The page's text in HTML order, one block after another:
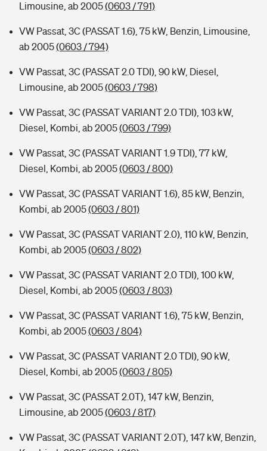
Limousine, ab 2005(0603 / 791)
VW Passat, 3C (PASSAT 1.6), 75 kW, Benzin, Limousine,
ab 2005(0603 / 794)
VW Passat, 3C (PASSAT 2.0 TDI), 90 kW, Diesel,
Limousine, ab 2005(0603 / 798)
VW Passat, 3C (PASSAT VARIANT 2.0 TDI), 103 kW,
Diesel, Kombi, ab 2005(0603 / 799)
VW Passat, 3C (PASSAT VARIANT 1.9 TDI), 77 kW,
Diesel, Kombi, ab 2005(0603 / 800)
VW Passat, 3C (PASSAT VARIANT 1.6), 85 kW, Benzin,
Kombi, ab 2005(0603 / 801)
VW Passat, 3C (PASSAT VARIANT 2.0), 110 kW, Benzin,
Kombi, ab 2005(0603 / 802)
VW Passat, 3C (PASSAT VARIANT 2.0 TDI), 100 kW,
Diesel, Kombi, ab 2005(0603 / 803)
VW Passat, 3C (PASSAT VARIANT 1.6), 75 kW, Benzin,
Kombi, ab 2005(0603 / 804)
VW Passat, 3C (PASSAT VARIANT 2.0 TDI), 90 kW,
Diesel, Kombi, ab 2005(0603 / 805)
VW Passat, 3C (PASSAT 2.0T), 147 kW, Benzin,
Limousine, ab 2005(0603 / 817)
VW Passat, 3C (PASSAT VARIANT 2.0T), 147 kW, Benzin,